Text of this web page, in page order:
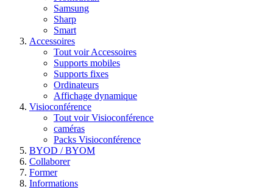
Samsung
Sharp
Smart
Accessoires
Tout voir Accessoires
Supports mobiles
Supports fixes
Ordinateurs
Affichage dynamique
Visioconférence
Tout voir Visioconférence
caméras
Packs Visioconférence
BYOD / BYOM
Collaborer
Former
Informations